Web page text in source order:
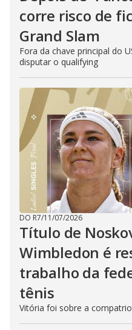
corre risco de
Grand Slam
Fora da chave principal do
disputar o qualifying
DO R7/11/07/2026
Título de
Wimbledon é
trabalho da
tênis
Vitória foi sobre a